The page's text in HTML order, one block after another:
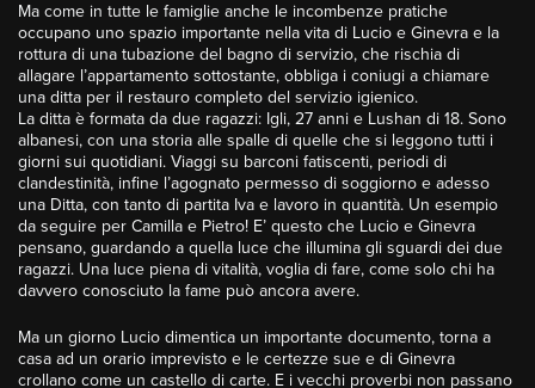
Ma come in tutte le famiglie anche le incombenze pratiche
occupano uno spazio importante nella vita di Lucio e Ginevra e la
rottura di una tubazione del bagno di servizio, che rischia di
allagare l’appartamento sottostante, obbliga i coniugi a chiamare
una ditta per il restauro completo del servizio igienico.
La ditta è formata da due ragazzi: Igli, 27 anni e Lushan di 18. Sono
albanesi, con una storia alle spalle di quelle che si leggono tutti i
giorni sui quotidiani. Viaggi su barconi fatiscenti, periodi di
clandestinità, infine l’agognato permesso di soggiorno e adesso
una Ditta, con tanto di partita Iva e lavoro in quantità. Un esempio
da seguire per Camilla e Pietro! E’ questo che Lucio e Ginevra
pensano, guardando a quella luce che illumina gli sguardi dei due
ragazzi. Una luce piena di vitalità, voglia di fare, come solo chi ha
davvero conosciuto la fame può ancora avere.
Ma un giorno Lucio dimentica un importante documento, torna a
casa ad un orario imprevisto e le certezze sue e di Ginevra
crollano come un castello di carte. E i vecchi proverbi non passano